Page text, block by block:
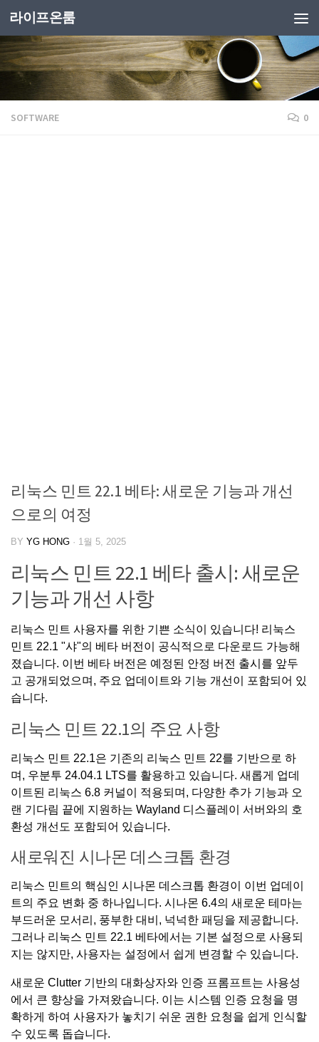
라이프온룸
SOFTWARE 0
리눅스 민트 22.1 베타: 새로운 기능과 개선
으로의 여정
BY YG HONG · 1월 5, 2025
리눅스 민트 22.1 베타 출시: 새로운
기능과 개선 사항
리눅스 민트 사용자를 위한 기쁜 소식이 있습니다! 리눅스
민트 22.1 "샤"의 베타 버전이 공식적으로 다운로드 가능해
졌습니다. 이번 베타 버전은 예정된 안정 버전 출시를 앞두
고 공개되었으며, 주요 업데이트와 기능 개선이 포함되어 있
습니다.
리눅스 민트 22.1의 주요 사항
리눅스 민트 22.1은 기존의 리눅스 민트 22를 기반으로 하
며, 우분투 24.04.1 LTS를 활용하고 있습니다. 새롭게 업데
이트된 리눅스 6.8 커널이 적용되며, 다양한 추가 기능과 오
랜 기다림 끝에 지원하는 Wayland 디스플레이 서버와의 호
환성 개선도 포함되어 있습니다.
새로워진 시나몬 데스크톱 환경
리눅스 민트의 핵심인 시나몬 데스크톱 환경이 이번 업데이
트의 주요 변화 중 하나입니다. 시나몬 6.4의 새로운 테마는
부드러운 모서리, 풍부한 대비, 넉넉한 패딩을 제공합니다.
그러나 리눅스 민트 22.1 베타에서는 기본 설정으로 사용되
지는 않지만, 사용자는 설정에서 쉽게 변경할 수 있습니다.
새로운 Clutter 기반의 대화상자와 인증 프롬프트는 사용성
에서 큰 향상을 가져왔습니다. 이는 시스템 인증 요청을 명
확하게 하여 사용자가 놓치기 쉬운 권한 요청을 쉽게 인식할
수 있도록 돕습니다.